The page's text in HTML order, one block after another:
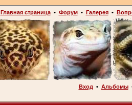
Главная страница• Форум• Галерея•
Вход • Альбомы